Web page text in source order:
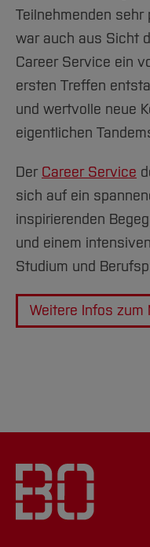
Teilnehmenden
war auch aus Sicht
Career Service ein
ersten Treffen
und wertvolle neue
eigentlichen
Der Career Service
sich auf ein
inspirierenden
und einem
Studium und
Weitere Infos zum